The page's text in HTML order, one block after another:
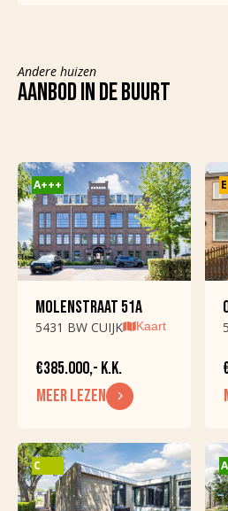
Ligging hoofdtuin
PARKEERGELEGENHEID
Parkeerfaciliteiten
Garage
Garage capaciteit
DAK
Dak soort
Zadeldak
Dak soort
Pannen
OVERIG
Andere huizen
AANBOD IN DE BUURT
A+++
MOLENSTRAAT 51A
5431 BW CUIJK Kaart
€385.000,- K.K.
MEER LEZEN
E
C A